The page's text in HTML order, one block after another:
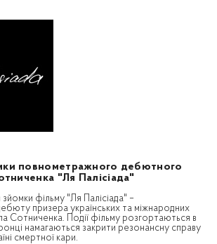
повнометражного дебютного
"Ля Палісіада"
фільму "Ля Палісіада" –
призера українських та міжнародних
Сотниченка. Події фільму розгортаються в
намагаються закрити резонансну справу
смертної кари.